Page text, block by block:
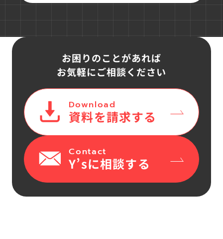
お困りのことがあれば
お気軽にご相談ください
Download
資料を請求する
Contact
Y’sに相談する